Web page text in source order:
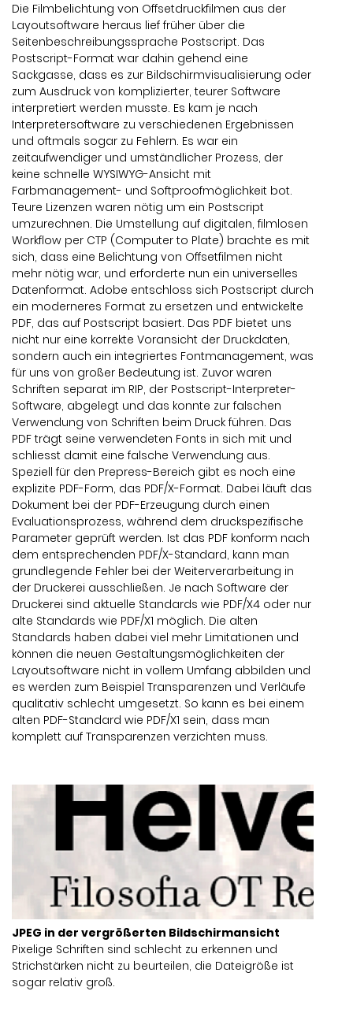
Die Filmbelichtung von Offsetdruckfilmen aus der
Layoutsoftware heraus lief früher über die
Seitenbeschreibungssprache Postscript. Das
Postscript-Format war dahin gehend eine
Sackgasse, dass es zur Bildschirmvisualisierung oder
zum Ausdruck von komplizierter, teurer Software
interpretiert werden musste. Es kam je nach
Interpretersoftware zu verschiedenen Ergebnissen
und oftmals sogar zu Fehlern. Es war ein
zeitaufwendiger und umständlicher Prozess, der
keine schnelle WYSIWYG-Ansicht mit
Farbmanagement- und Softproofmöglichkeit bot.
Teure Lizenzen waren nötig um ein Postscript
umzurechnen. Die Umstellung auf digitalen, filmlosen
Workflow per CTP (Computer to Plate) brachte es mit
sich, dass eine Belichtung von Offsetfilmen nicht
mehr nötig war, und erforderte nun ein universelles
Datenformat. Adobe entschloss sich Postscript durch
ein moderneres Format zu ersetzen und entwickelte
PDF, das auf Postscript basiert. Das PDF bietet uns
nicht nur eine korrekte Voransicht der Druckdaten,
sondern auch ein integriertes Fontmanagement, was
für uns von großer Bedeutung ist. Zuvor waren
Schriften separat im RIP, der Postscript-Interpreter-
Software, abgelegt und das konnte zur falschen
Verwendung von Schriften beim Druck führen. Das
PDF trägt seine verwendeten Fonts in sich mit und
schliesst damit eine falsche Verwendung aus.
Speziell für den Prepress-Bereich gibt es noch eine
explizite PDF-Form, das PDF/X-Format. Dabei läuft das
Dokument bei der PDF-Erzeugung durch einen
Evaluationsprozess, während dem druckspezifische
Parameter geprüft werden. Ist das PDF konform nach
dem entsprechenden PDF/X-Standard, kann man
grundlegende Fehler bei der Weiterverarbeitung in
der Druckerei ausschließen. Je nach Software der
Druckerei sind aktuelle Standards wie PDF/X4 oder nur
alte Standards wie PDF/X1 möglich. Die alten
Standards haben dabei viel mehr Limitationen und
können die neuen Gestaltungsmöglichkeiten der
Layoutsoftware nicht in vollem Umfang abbilden und
es werden zum Beispiel Transparenzen und Verläufe
qualitativ schlecht umgesetzt. So kann es bei einem
alten PDF-Standard wie PDF/X1 sein, dass man
komplett auf Transparenzen verzichten muss.
JPEG in der vergrößerten Bildschirmansicht
Pixelige Schriften sind schlecht zu erkennen und
Strichstärken nicht zu beurteilen, die Dateigröße ist
sogar relativ groß.